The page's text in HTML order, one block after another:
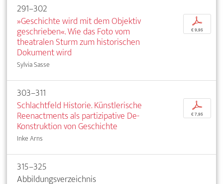
291–302
»Geschichte wird mit dem Objektiv
geschrieben«. Wie das Foto vom
theatralen Sturm zum historischen
Dokument wird
Sylvia Sasse
p
€ 9,95
303–311
Schlachtfeld Historie. Künstlerische
Reenactments als partizipative De-
Konstruktion von Geschichte
Inke Arns
p
€ 7,95
315–325
Abbildungsverzeichnis